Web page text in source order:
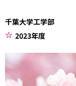
千葉大学工学部
2023年度